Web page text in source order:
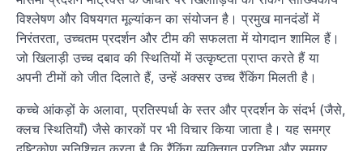
विश्लेषण और विषयगत मूल्यांकन का संयोजन है। प्रमुख मानदंडों में
निरंतरता, उच्चतम प्रदर्शन और टीम की सफलता में योगदान शामिल हैं।
जो खिलाड़ी उच्च दबाव की स्थितियों में उत्कृष्टता प्राप्त करते हैं या
अपनी टीमों को जीत दिलाते हैं, उन्हें अक्सर उच्च रैंकिंग मिलती है।
कच्चे आंकड़ों के अलावा, प्रतिस्पर्धा के स्तर और प्रदर्शन के संदर्भ (जैसे,
क्लच स्थितियाँ) जैसे कारकों पर भी विचार किया जाता है। यह समग्र